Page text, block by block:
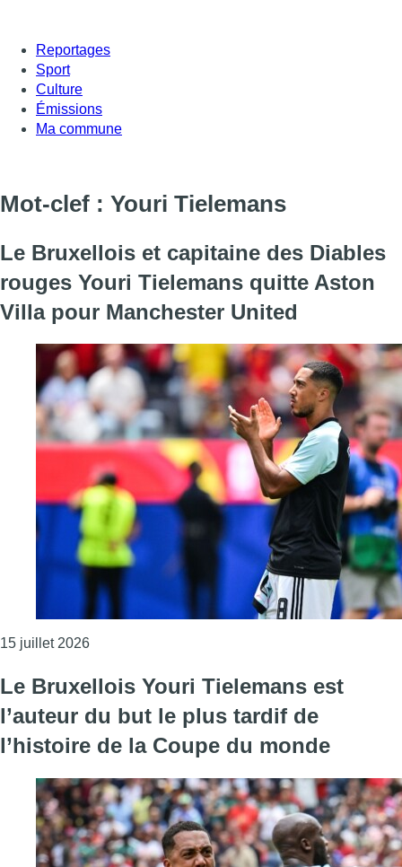
Reportages
Sport
Culture
Émissions
Ma commune
Mot-clef : Youri Tielemans
Le Bruxellois et capitaine des Diables
rouges Youri Tielemans quitte Aston
Villa pour Manchester United
15 juillet 2026Consulter l'article "Le Bruxellois et capitaine
Le Bruxellois Youri Tielemans est
l’auteur du but le plus tardif de
l’histoire de la Coupe du monde